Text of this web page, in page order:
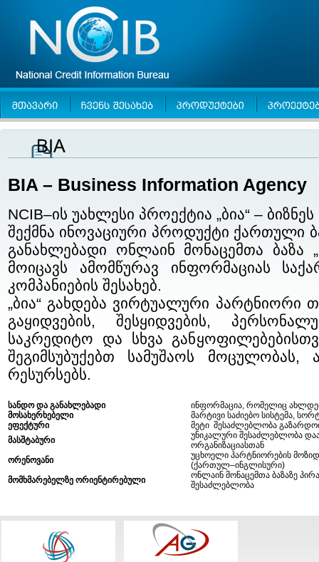
BIA – Business Information Agency
NCIB–ის უახლესი პროექტია „ბია“ –
შექმნა ინოვაციური პროდუქტი
განახლებადი ონლაინ მონაცემთა ბაზა
მოიცავს ამომწურავ ინფორმაციას
კომპანიების შესახებ.
„ბია“ გახდება ვირტუალური პარტნიორი
გაყიდვების, შესყიდვების,
საკრედიტო და სხვა
შეგიმსუბუქებთ სამუშაოს
რესურსებს.
სანდო და განახლებადი
ინფორმაცია, რომელიც
მოსახერხებელი
მარტივი საძიებო სისტემა,
ეფექტური
მეტი შესაძლებლობა
მასშტაბური
უნიკალური შესაძლებლობა
ორგანიზაციასთან
ორენოვანი
უცხოელი პარტნიორების
(ქართულ–ინგლისური)
მომხმარებელზე ორიენტირებული
ონლაინ მონაცემთა ბაზაზე
შესაძლებლობა